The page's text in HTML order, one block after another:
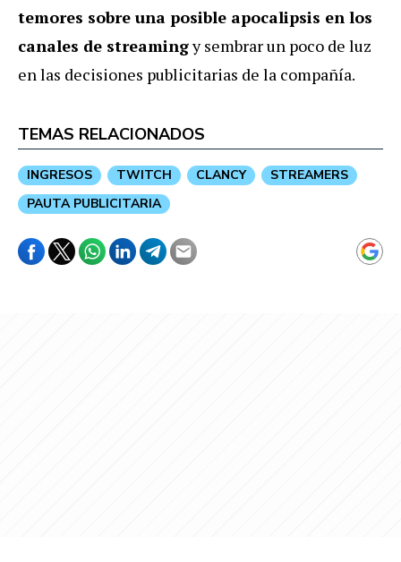
temores sobre una posible apocalipsis en los
canales de streamingy sembrar un poco de luz
en las decisiones publicitarias de la compañía.
TEMAS RELACIONADOS
INGRESOS TWITCH CLANCY
STREAMERS
PAUTA PUBLICITARIA